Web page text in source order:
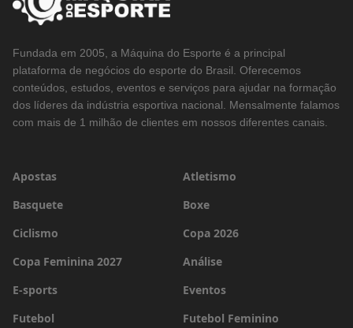
Fundada em 2005, a Máquina do Esporte é a principal
plataforma de negócios do esporte do Brasil. Oferecemos
conteúdos, estudos, eventos e serviços para ajudar na formação
dos líderes da indústria esportiva nacional. Mensalmente falamos
com mais de 1 milhão de clientes em nossos diferentes canais.
Apostas
Atletismo
Basquete
Boxe
Ciclismo
Copa 2026
Copa Feminina 2027
Análise
E-sports
Eventos
Futebol
Futebol Feminino